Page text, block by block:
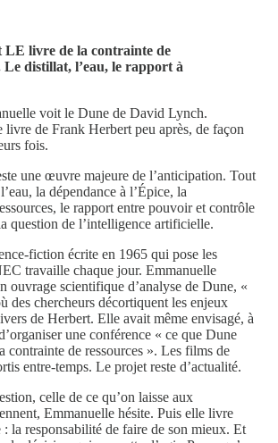
LE livre de la contrainte de
Le distillat, l’eau, le rapport à
voit le Dune de David Lynch.
livre de Frank Herbert peu après, de façon
fois.
une œuvre majeure de l’anticipation. Tout
la dépendance à l’Épice, la
le rapport entre pouvoir et contrôle
question de l’intelligence artificielle.
fiction écrite en 1965 qui pose les
travaille chaque jour. Emmanuelle
ouvrage scientifique d’analyse de Dune, «
des chercheurs décortiquent les enjeux
de Herbert. Elle avait même envisagé, à
une conférence « ce que Dune
contrainte de ressources ». Les films de
entre-temps. Le projet reste d’actualité.
celle de ce qu’on laisse aux
Emmanuelle hésite. Puis elle livre
: la responsabilité de faire de son mieux. Et